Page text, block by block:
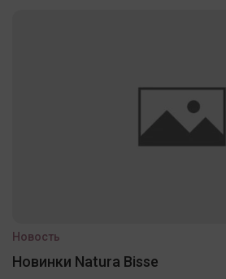
Новость
Новинки Natura Bisse